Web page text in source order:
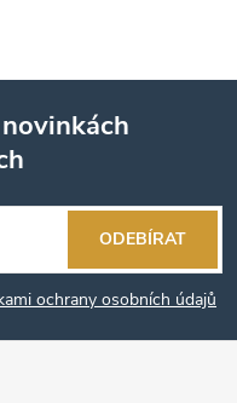
ochrany osobních údajů
ODEBÍRAT